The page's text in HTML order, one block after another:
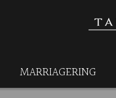
MARRIAGERING